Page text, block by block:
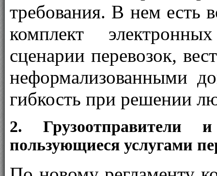
требования. В нем есть
комплект
сценарии перевозок,
неформализованными
гибкость при решении
2. Грузоотправители
пользующиеся услугами